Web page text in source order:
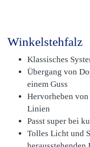
Winkelstehfalz
Klassisches
Übergang von
einem Guss
Hervorheben
Linien
Passt super bei
Tolles Licht und